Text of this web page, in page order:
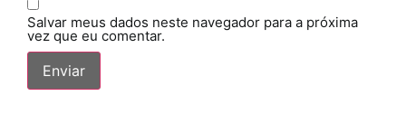
Salvar meus dados neste navegador para a próxima
vez que eu comentar.